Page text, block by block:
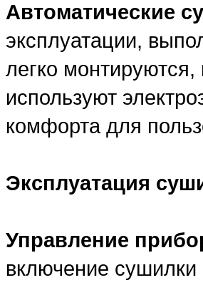
Автоматические
эксплуатации,
легко
используют
комфорта для
Эксплуатация
Управление
включение сушилки